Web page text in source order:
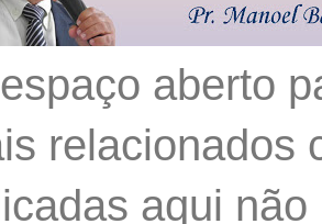
aberto
relacionados
aqui